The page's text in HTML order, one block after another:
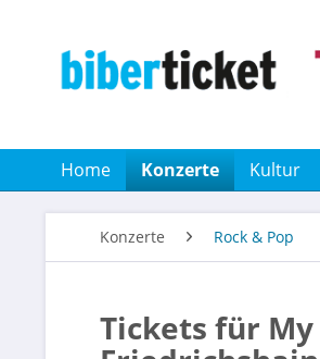
Home Konzerte Kultur
Konzerte Rock & Pop
Tickets für